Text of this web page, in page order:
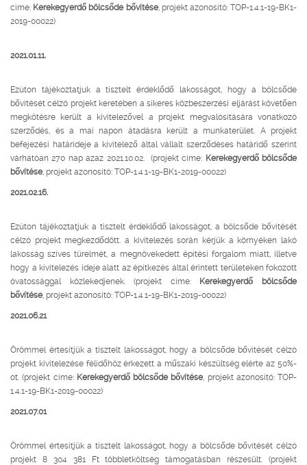
címe: Kerekegyerdő bölcsőde bővítése, projekt azonosító: TOP-1.4.1-19-BK1-
2019-00022)
2021.01.11.
Ezúton tájékoztatjuk a tisztelt érdeklődő lakosságot, hogy a bölcsőde
bővítését célzó projekt keretében a sikeres közbeszerzési eljárást követően
megkötésre került a kivitelezővel a projekt megvalósítására vonatkozó
szerződés, és a mai napon átadásra került a munkaterület. A projekt
befejezési határideje a kivitelező által vállalt szerződéses határidő szerint
várhatóan 270 nap azaz 2021.10.02. (projekt címe: Kerekegyerdő bölcsőde
bővítése, projekt azonosító: TOP-1.4.1-19-BK1-2019-00022)
2021.02.16.
Ezúton tájékoztatjuk a tisztelt érdeklődő lakosságot, a bölcsőde bővítését
célzó projekt megkezdődött. a kivitelezés során kérjük a környéken lakó
lakosság szíves türelmét, a megnövekedett építési forgalom miatt, illetve
hogy a kivitelezés ideje alatt az építkezés által érintett területeken fokozott
óvatossággal közlekedjenek. (projekt címe: Kerekegyerdő bölcsőde
bővítése, projekt azonosító: TOP-1.4.1-19-BK1-2019-00022)
2021.06.21
Örömmel értesítjük a tisztelt lakosságot, hogy a bölcsőde bővítését célzó
projekt kivitelezése félidőhöz érkezett a műszaki készültség elérte az 50%-
ot. (projekt címe: Kerekegyerdő bölcsőde bővítése, projekt azonosító: TOP-
1.4.1-19-BK1-2019-00022)
2021.07.01
Örömmel értesítjük a tisztelt lakosságot, hogy a bölcsőde bővítését célzó
projekt 8 304 381 Ft többletköltség támogatásban részesült. (projekt